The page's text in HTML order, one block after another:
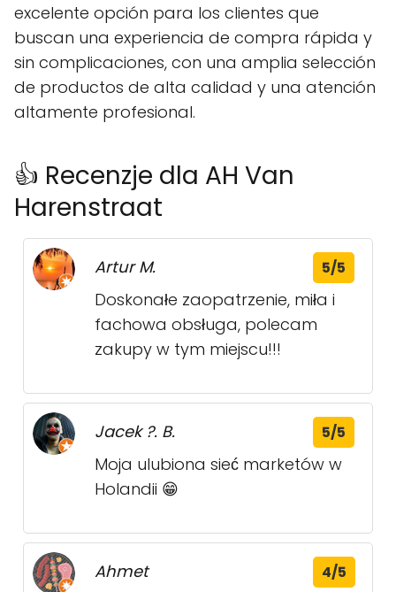
excelente opción para los clientes que
buscan una experiencia de compra rápida y
sin complicaciones, con una amplia selección
de productos de alta calidad y una atención
altamente profesional.
👍 Recenzje dla AH Van
Harenstraat
Artur M. 5/5
Doskonałe zaopatrzenie, miła i
fachowa obsługa, polecam
zakupy w tym miejscu!!!
Jacek ?. B. 5/5
Moja ulubiona sieć marketów w
Holandii 😁
Ahmet 4/5